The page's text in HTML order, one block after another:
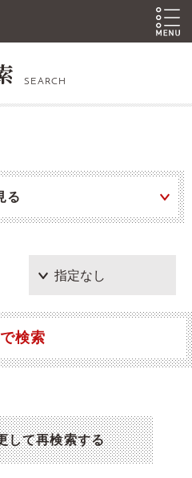
SEARCH
る
検索
して再検索する